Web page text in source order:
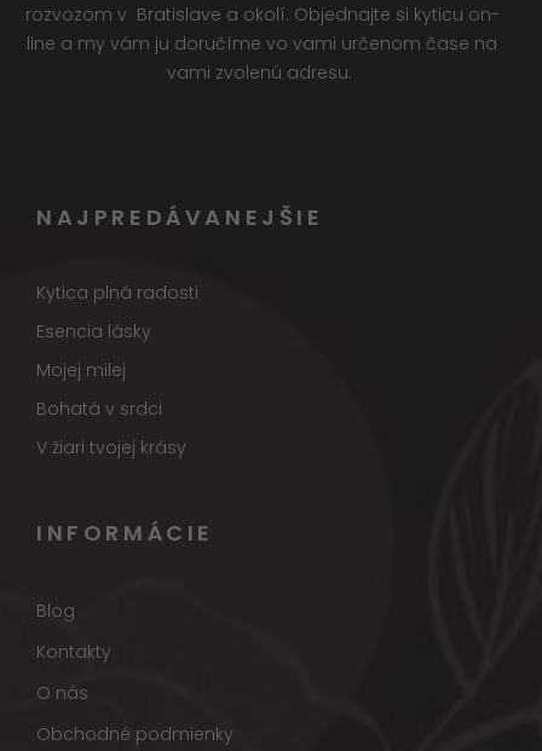
rozvozom v Bratislave a okolí. Objednajte si kyticu on-
line a my vám ju doručíme vo vami určenom čase na
vami zvolenú adresu.
NAJPREDÁVANEJŠIE
Kytica plná radosti
Esencia lásky
Mojej milej
Bohatá v srdci
V žiari tvojej krásy
INFORMÁCIE
Blog
Kontakty
O nás
Obchodné podmienky